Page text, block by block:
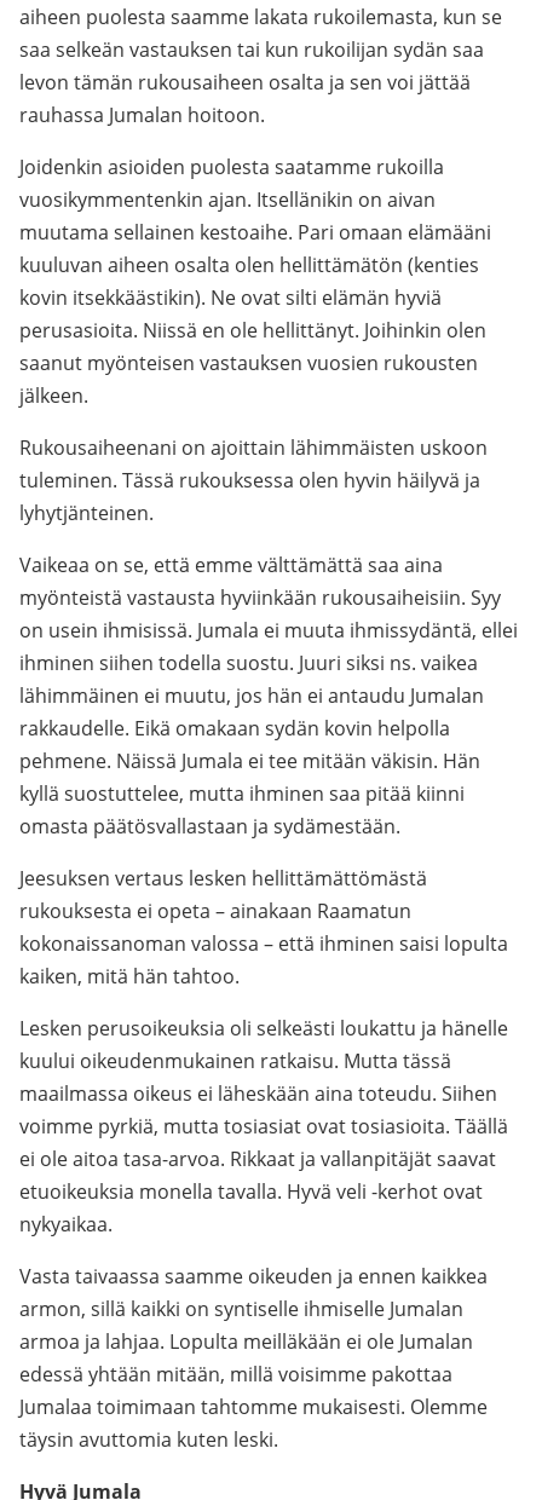
aiheen puolesta saamme lakata rukoilemasta, kun se
saa selkeän vastauksen tai kun rukoilijan sydän saa
levon tämän rukousaiheen osalta ja sen voi jättää
rauhassa Jumalan hoitoon.
Joidenkin asioiden puolesta saatamme rukoilla
vuosikymmentenkin ajan. Itsellänikin on aivan
muutama sellainen kestoaihe. Pari omaan elämääni
kuuluvan aiheen osalta olen hellittämätön (kenties
kovin itsekkäästikin). Ne ovat silti elämän hyviä
perusasioita. Niissä en ole hellittänyt. Joihinkin olen
saanut myönteisen vastauksen vuosien rukousten
jälkeen.
Rukousaiheenani on ajoittain lähimmäisten uskoon
tuleminen. Tässä rukouksessa olen hyvin häilyvä ja
lyhytjänteinen.
Vaikeaa on se, että emme välttämättä saa aina
myönteistä vastausta hyviinkään rukousaiheisiin. Syy
on usein ihmisissä. Jumala ei muuta ihmissydäntä, ellei
ihminen siihen todella suostu. Juuri siksi ns. vaikea
lähimmäinen ei muutu, jos hän ei antaudu Jumalan
rakkaudelle. Eikä omakaan sydän kovin helpolla
pehmene. Näissä Jumala ei tee mitään väkisin. Hän
kyllä suostuttelee, mutta ihminen saa pitää kiinni
omasta päätösvallastaan ja sydämestään.
Jeesuksen vertaus lesken hellittämättömästä
rukouksesta ei opeta – ainakaan Raamatun
kokonaissanoman valossa – että ihminen saisi lopulta
kaiken, mitä hän tahtoo.
Lesken perusoikeuksia oli selkeästi loukattu ja hänelle
kuului oikeudenmukainen ratkaisu. Mutta tässä
maailmassa oikeus ei läheskään aina toteudu. Siihen
voimme pyrkiä, mutta tosiasiat ovat tosiasioita. Täällä
ei ole aitoa tasa-arvoa. Rikkaat ja vallanpitäjät saavat
etuoikeuksia monella tavalla. Hyvä veli -kerhot ovat
nykyaikaa.
Vasta taivaassa saamme oikeuden ja ennen kaikkea
armon, sillä kaikki on syntiselle ihmiselle Jumalan
armoa ja lahjaa. Lopulta meilläkään ei ole Jumalan
edessä yhtään mitään, millä voisimme pakottaa
Jumalaa toimimaan tahtomme mukaisesti. Olemme
täysin avuttomia kuten leski.
Hyvä Jumala